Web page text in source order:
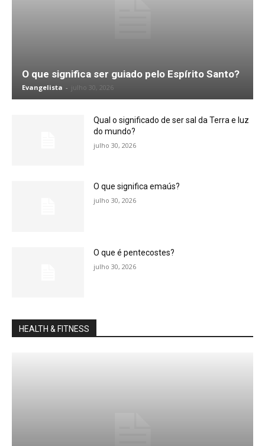
O que significa ser guiado pelo Espírito Santo?
Evangelista - julho 30, 2026
Qual o significado de ser sal da Terra e luz
do mundo?
julho 30, 2026
O que significa emaús?
julho 30, 2026
O que é pentecostes?
julho 30, 2026
HEALTH & FITNESS